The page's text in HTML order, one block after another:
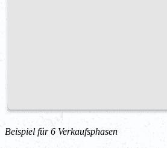
Beispiel für 6 Verkaufsphasen